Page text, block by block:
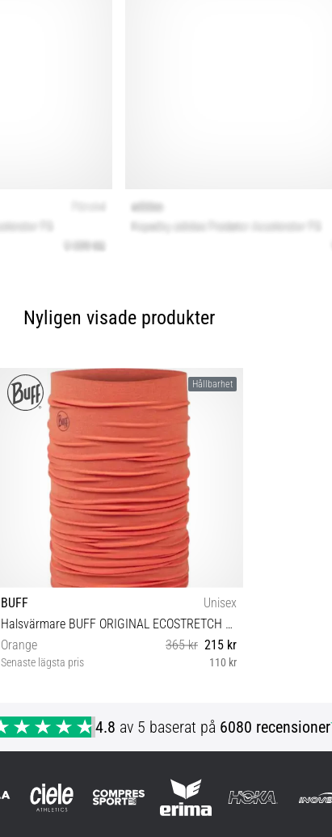
Nyligen visade produkter
Hållbarhet
BUFF
Unisex
Halsvärmare BUFF ORIGINAL ECOSTRETCH Neckwear
Orange
365 kr 215 kr
Senaste lägsta pris 110 kr
4.8 av 5 baserat på 6080 recensioner